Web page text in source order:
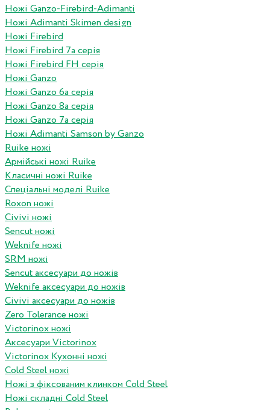
Ножі Ganzo-Firebird-Adimanti
Ножі Adimanti Skimen design
Ножі Firebird
Ножі Firebird 7а серія
Ножі Firebird FH серія
Ножі Ganzo
Ножі Ganzo 6а серія
Ножі Ganzo 8а серія
Ножі Ganzo 7а серія
Ножі Adimanti Samson by Ganzo
Ruike ножі
Армійські ножі Ruike
Класичні ножі Ruike
Спеціальні моделі Ruike
Roxon ножi
Civivi ножі
Sencut ножі
Weknife ножі
SRM ножі
Sencut аксесуари до ножів
Weknife аксесуари до ножів
Civivi аксесуари до ножів
Zero Tolerance ножі
Victorinox ножі
Аксесуари Victorinox
Victorinox Кухонні ножі
Cold Steel ножі
Ножі з фіксованим клинком Cold Steel
Ножі складні Cold Steel